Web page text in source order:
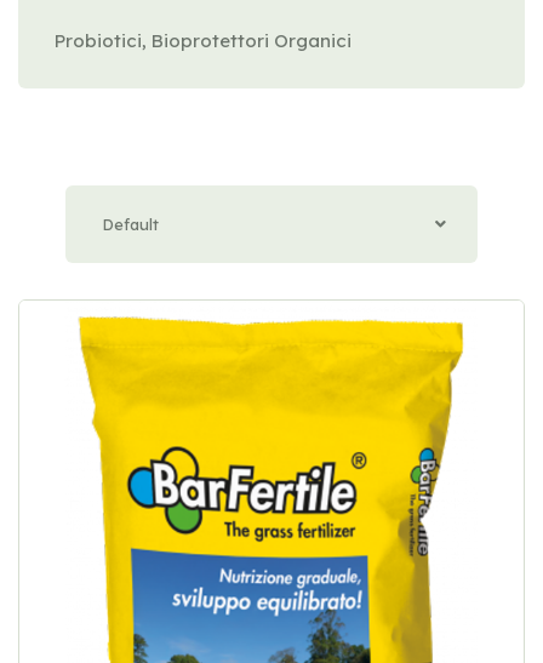
Probiotici, Bioprotettori Organici
Default